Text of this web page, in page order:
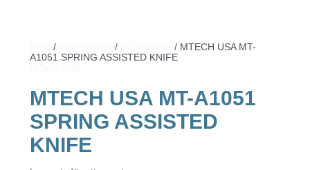
/ /
/ MTECH USA MT-
A1051 SPRING ASSISTED KNIFE
MTECH USA MT-A1051
SPRING ASSISTED
KNIFE